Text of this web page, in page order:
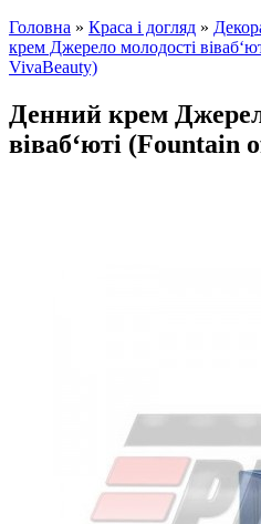
Головна » Краса і догляд »
крем Джерело молодості
VivaBeauty)
Денний крем
віваб‘юті (Fountain